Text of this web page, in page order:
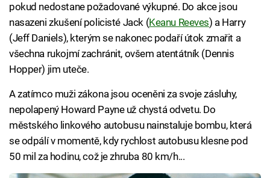
pokud nedostane požadované výkupné. Do akce jsou
nasazeni zkušení policisté Jack (Keanu Reeves) a Harry
(Jeff Daniels), kterým se nakonec podaří útok zmařit a
všechna rukojmí zachránit, ovšem atentátník (Dennis
Hopper) jim uteče.
A zatímco muži zákona jsou oceněni za svoje zásluhy,
nepolapený Howard Payne už chystá odvetu. Do
městského linkového autobusu nainstaluje bombu, která
se odpálí v momentě, kdy rychlost autobusu klesne pod
50 mil za hodinu, což je zhruba 80 km/h...